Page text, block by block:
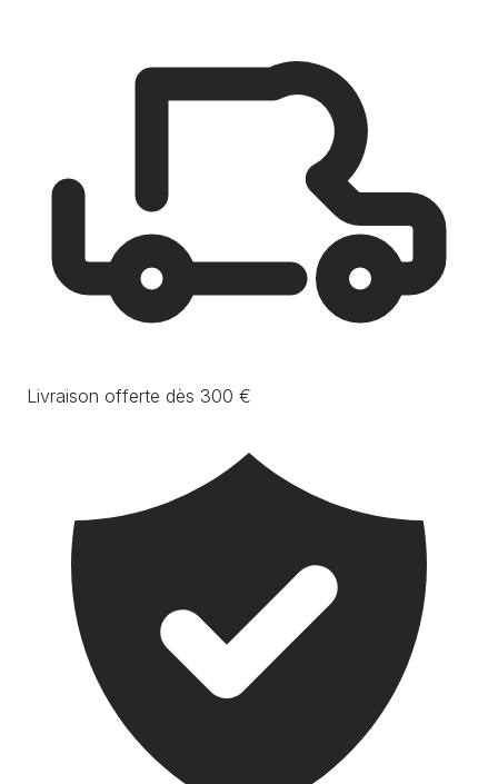
Livraison offerte dès 300 €